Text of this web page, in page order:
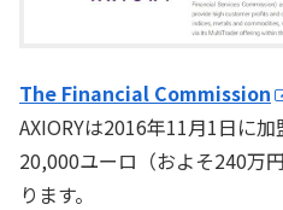
The Financial Commission
AXIORYは2016年11月1日に
20,000ユーロ（およそ240万
ります。